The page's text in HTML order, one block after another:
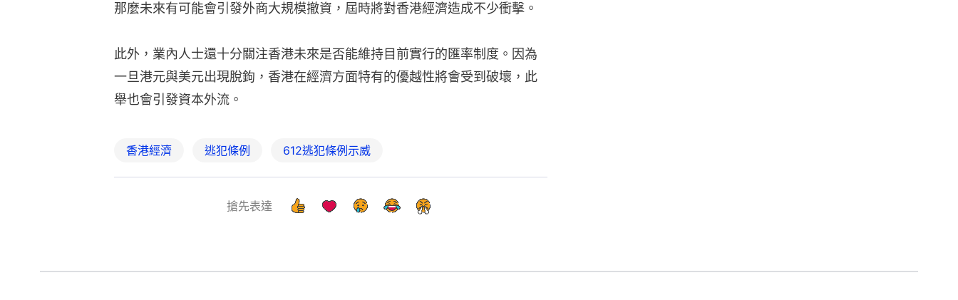
那麼未來有可能會引發外商大規模撤資，屆時將對香港經濟造成不少衝擊。
此外，業內人士還十分關注香港未來是否能維持目前實行的匯率制度。因為
一旦港元與美元出現脫鉤，香港在經濟方面特有的優越性將會受到破壞，此
舉也會引發資本外流。
香港經濟 逃犯條例 612逃犯條例示威
搶先表達